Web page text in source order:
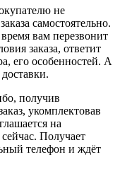
не
самостоятельно.
вам перезвонит
заказа, ответит
его особенностей. А
получив
укомплектовав
на
Получает
телефон и ждёт